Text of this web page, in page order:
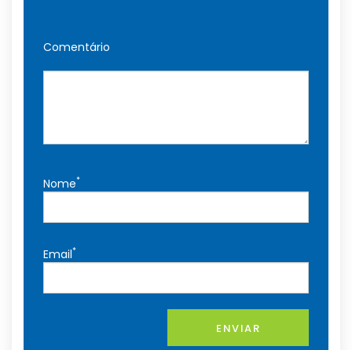
Comentário
Nome*
Email*
ENVIAR